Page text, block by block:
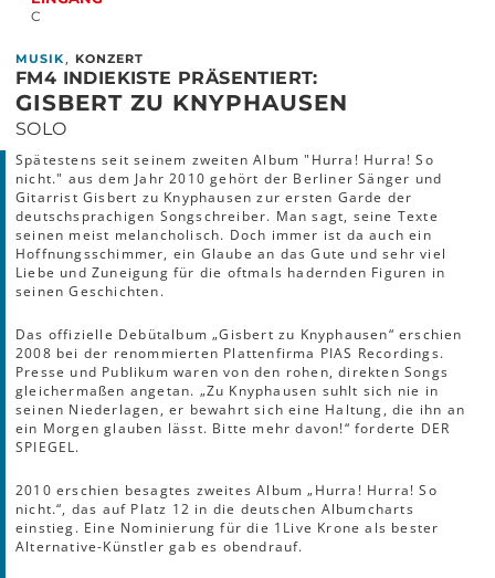
C
MUSIK , KONZERT
FM4 INDIEKISTE PRÄSENTIERT:
GISBERT ZU KNYPHAUSEN
SOLO
Spätestens seit seinem zweiten Album "Hurra! Hurra! So
nicht." aus dem Jahr 2010 gehört der Berliner Sänger und
Gitarrist Gisbert zu Knyphausen zur ersten Garde der
deutschsprachigen Songschreiber. Man sagt, seine Texte
seinen meist melancholisch. Doch immer ist da auch ein
Hoffnungsschimmer, ein Glaube an das Gute und sehr viel
Liebe und Zuneigung für die oftmals hadernden Figuren in
seinen Geschichten.
Das offizielle Debütalbum „Gisbert zu Knyphausen“ erschien
2008 bei der renommierten Plattenfirma PIAS Recordings.
Presse und Publikum waren von den rohen, direkten Songs
gleichermaßen angetan. „Zu Knyphausen suhlt sich nie in
seinen Niederlagen, er bewahrt sich eine Haltung, die ihn an
ein Morgen glauben lässt. Bitte mehr davon!“ forderte DER
SPIEGEL.
2010 erschien besagtes zweites Album „Hurra! Hurra! So
nicht.“, das auf Platz 12 in die deutschen Albumcharts
einstieg. Eine Nominierung für die 1Live Krone als bester
Alternative-Künstler gab es obendrauf.